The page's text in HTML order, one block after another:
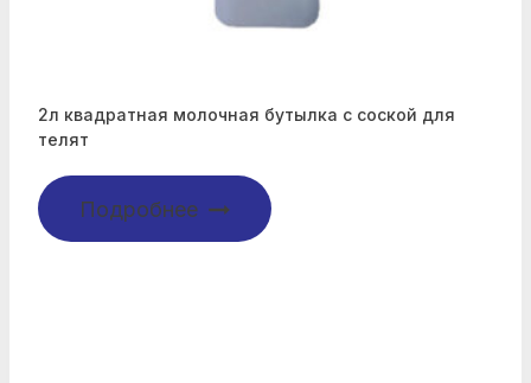
2л квадратная молочная бутылка с соской для
телят
Подробнее